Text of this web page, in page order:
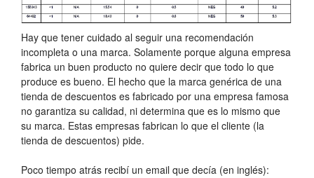
Hay que tener cuidado al seguir una recomendación
incompleta o una marca. Solamente porque alguna empresa
fabrica un buen producto no quiere decir que todo lo que
produce es bueno. El hecho que la marca genérica de una
tienda de descuentos es fabricado por una empresa famosa
no garantiza su calidad, ni determina que es lo mismo que
su marca. Estas empresas fabrican lo que el cliente (la
tienda de descuentos) pide.
Poco tiempo atrás recibí un email que decía (en inglés):